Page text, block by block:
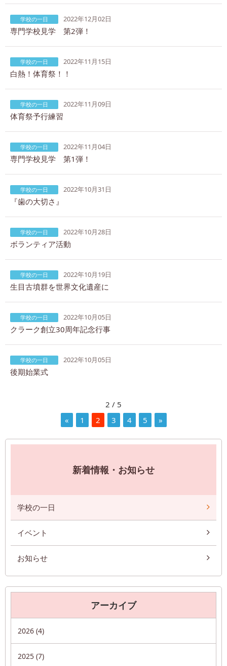
学校の一日 2022年12月02日
専門学校見学 第2弾！
学校の一日 2022年11月15日
白熱！体育祭！！
学校の一日 2022年11月09日
体育祭予行練習
学校の一日 2022年11月04日
専門学校見学 第1弾！
学校の一日 2022年10月31日
『歯の大切さ』
学校の一日 2022年10月28日
ボランティア活動
学校の一日 2022年10月19日
生目古墳群を世界文化遺産に
学校の一日 2022年10月05日
クラーク創立30周年記念行事
学校の一日 2022年10月05日
後期始業式
2 / 5
«
1 2 3 4 5 »
新着情報・お知らせ
学校の一日
イベント
お知らせ
アーカイブ
2026 (4)
2025 (7)